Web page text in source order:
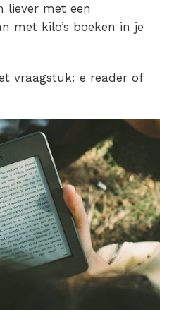
liever met een
met kilo’s boeken in je
vraagstuk: e reader of